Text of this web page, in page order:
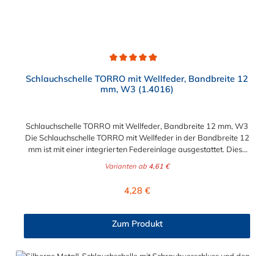
Schlauchschelle TORRO mit Wellfeder, Bandbreite 12
mm, W3 (1.4016)
Schlauchschelle TORRO mit Wellfeder, Bandbreite 12 mm, W3
Die Schlauchschelle TORRO mit Wellfeder in der Bandbreite 12
mm ist mit einer integrierten Federeinlage ausgestattet. Diese
Temperaturveränderung problemlos aus. Durch diese
durchgängig Verbindung zwischen Stutzen und Schlauch
Bandbreite 12 mm, W3 ist für Spannbereiche von 30 mm bis
Varianten ab 4,61 €
Regulärer Preis:
4,28 €
Zum Produkt